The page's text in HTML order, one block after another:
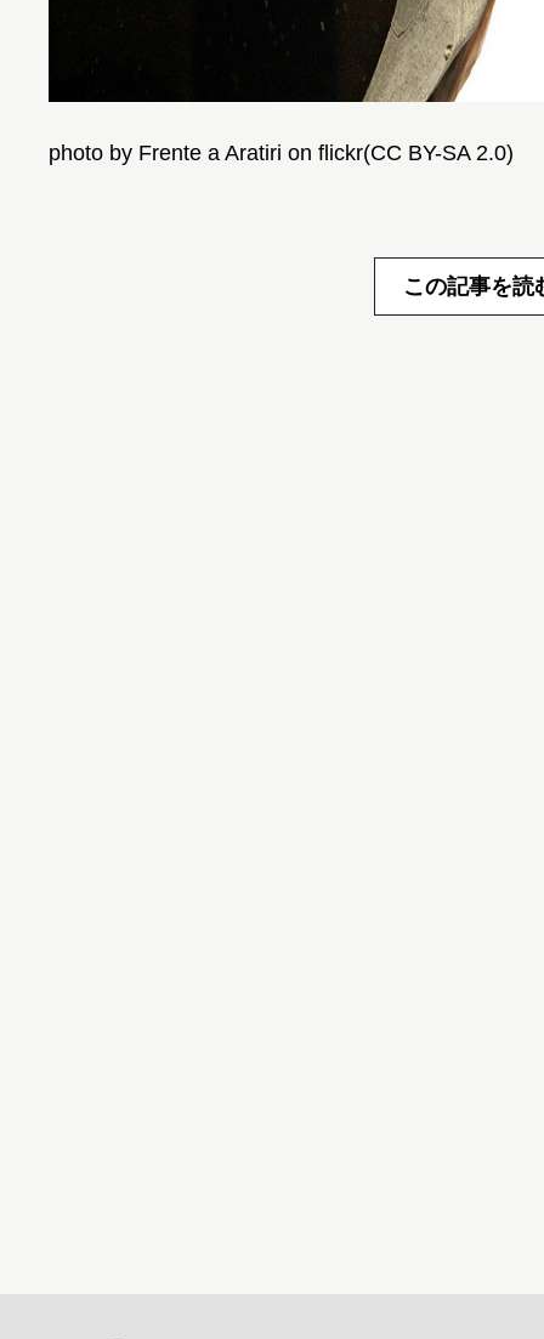
photo by Frente a Aratiri on flickr(CC BY-SA 2.0)
この記事を読